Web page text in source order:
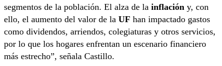
segmentos de la población. El alza de la inflación y, con
ello, el aumento del valor de la UF han impactado gastos
como dividendos, arriendos, colegiaturas y otros servicios,
por lo que los hogares enfrentan un escenario financiero
más estrecho”, señala Castillo.